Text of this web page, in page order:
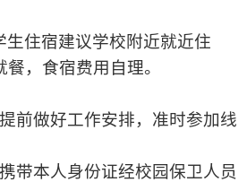
生住宿建议学校附近就近住
，食宿费用自理。
前做好工作安排，准时参加线
带本人身份证经校园保卫人员